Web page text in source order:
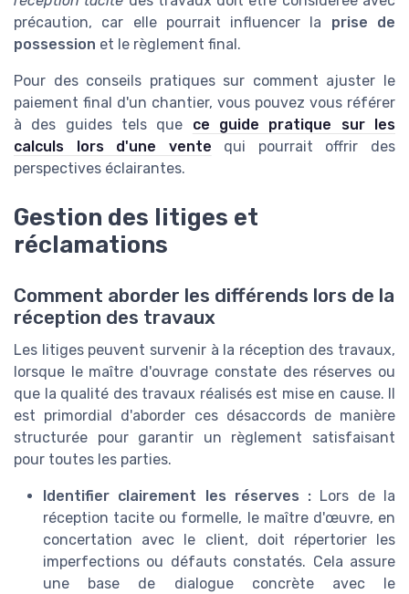
précaution, car elle pourrait influencer la prise de
possession et le règlement final.
Pour des conseils pratiques sur comment ajuster le
paiement final d'un chantier, vous pouvez vous référer
à des guides tels que ce guide pratique sur les
calculs lors d'une vente qui pourrait offrir des
perspectives éclairantes.
Gestion des litiges et
réclamations
Comment aborder les différends lors de la
réception des travaux
Les litiges peuvent survenir à la réception des travaux,
lorsque le maître d'ouvrage constate des réserves ou
que la qualité des travaux réalisés est mise en cause. Il
est primordial d'aborder ces désaccords de manière
structurée pour garantir un règlement satisfaisant
pour toutes les parties.
Identifier clairement les réserves : Lors de la
réception tacite ou formelle, le maître d'œuvre, en
concertation avec le client, doit répertorier les
imperfections ou défauts constatés. Cela assure
une base de dialogue concrète avec le